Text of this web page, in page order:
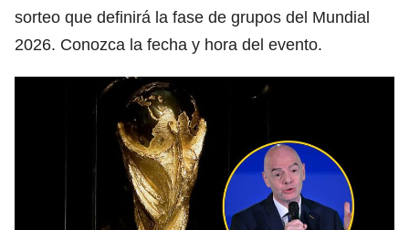
sorteo que definirá la fase de grupos del Mundial
2026. Conozca la fecha y hora del evento.